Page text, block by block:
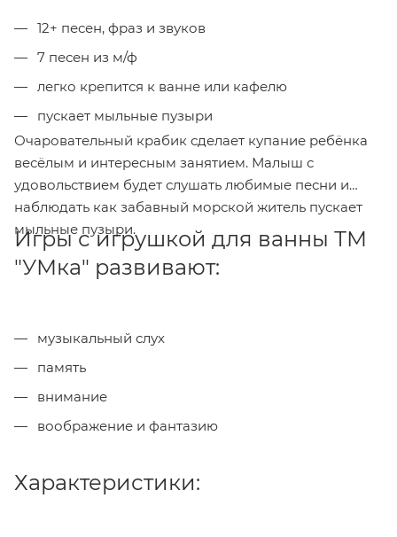
12+ песен, фраз и звуков
7 песен из м/ф
легко крепится к ванне или кафелю
пускает мыльные пузыри
Очаровательный крабик сделает купание ребёнка
весёлым и интересным занятием. Малыш с
удовольствием будет слушать любимые песни и
наблюдать как забавный морской житель пускает
мыльные пузыри.
Игры с игрушкой для ванны ТМ
"УМка" развивают:
музыкальный слух
память
внимание
воображение и фантазию
Характеристики: